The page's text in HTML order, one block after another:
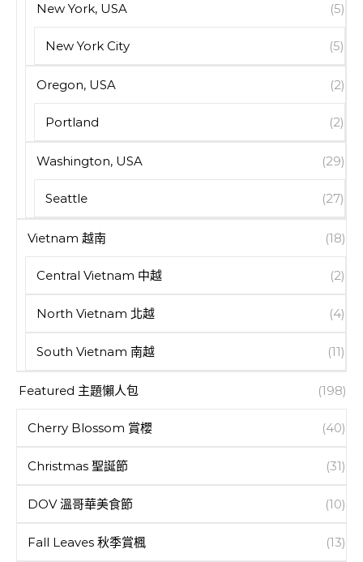
New York, USA (5)
New York City (5)
Oregon, USA (2)
Portland (2)
Washington, USA (29)
Seattle (27)
Vietnam 越南 (18)
Central Vietnam 中越 (2)
North Vietnam 北越 (4)
South Vietnam 南越 (11)
Featured 主題懶人包 (198)
Cherry Blossom 賞櫻 (40)
Christmas 聖誕節 (31)
DOV 溫哥華美食節 (10)
Fall Leaves 秋季賞楓 (13)